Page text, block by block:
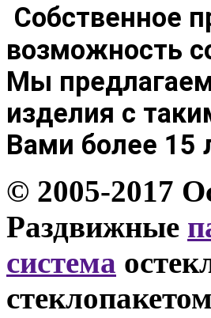
Собственное
возможность
Мы
изделия с
Вами более 15
© 2005-2017
Раздвижные
система